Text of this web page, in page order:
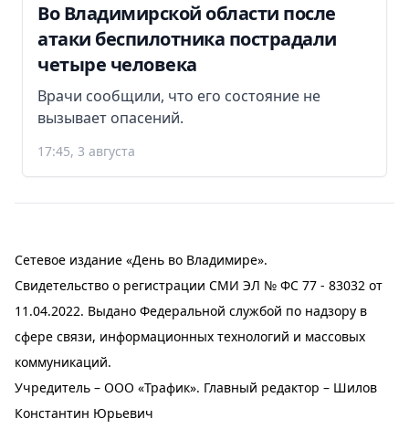
Во Владимирской области после
атаки беспилотника пострадали
четыре человека
Врачи сообщили, что его состояние не
вызывает опасений.
17:45, 3 августа
Сетевое издание «День во Владимире».
Свидетельство о регистрации СМИ ЭЛ № ФС 77 - 83032 от
11.04.2022. Выдано Федеральной службой по надзору в
сфере связи, информационных технологий и массовых
коммуникаций.
Учредитель – ООО «Трафик». Главный редактор – Шилов
Константин Юрьевич